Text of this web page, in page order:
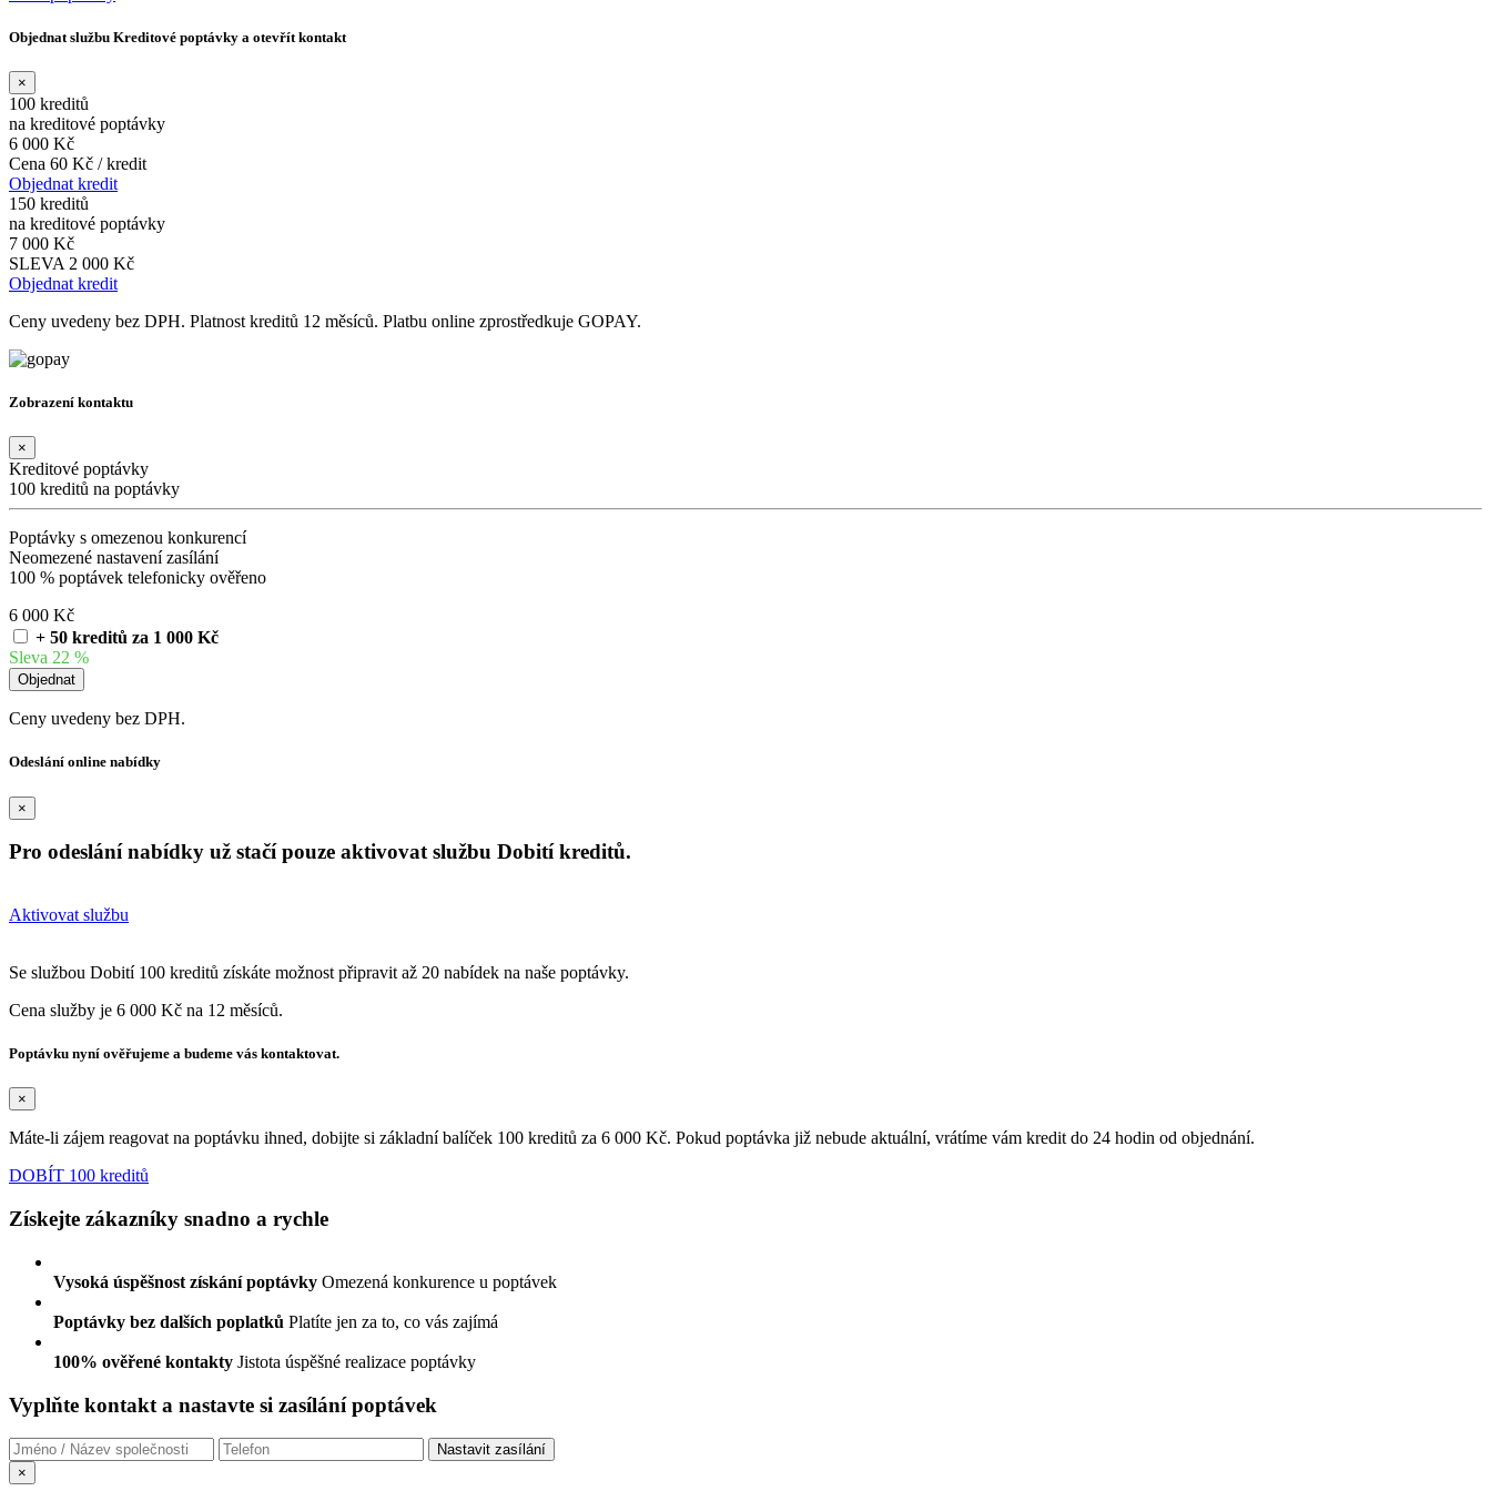
Objednat službu Kreditové poptávky a otevřít kontakt
×
100 kreditů
na kreditové poptávky
6 000 Kč
Cena 60 Kč / kredit
Objednat kredit
150 kreditů
na kreditové poptávky
7 000 Kč
SLEVA 2 000 Kč
Objednat kredit
Ceny uvedeny bez DPH. Platnost kreditů 12 měsíců. Platbu online zprostředkuje GOPAY.
Zobrazení kontaktu
×
Kreditové poptávky
100 kreditů na poptávky
Poptávky s omezenou konkurencí
Neomezené nastavení zasílání
100 % poptávek telefonicky ověřeno
6 000 Kč
+ 50 kreditů za 1 000 Kč
Sleva 22 %
Ceny uvedeny bez DPH.
Odeslání online nabídky
×
Pro odeslání nabídky už stačí pouze aktivovat službu Dobití kreditů.
Aktivovat službu
Se službou Dobití 100 kreditů získáte možnost připravit až 20 nabídek na naše poptávky.
Cena služby je 6 000 Kč na 12 měsíců.
Poptávku nyní ověřujeme a budeme vás kontaktovat.
×
Máte-li zájem reagovat na poptávku ihned, dobijte si základní balíček 100 kreditů za 6 000 Kč. Pokud poptávka již nebude aktuální, vrátíme vám kredit do 24 hodin od objednání.
DOBÍT 100 kreditů
Získejte zákazníky snadno a rychle
Vysoká úspěšnost získání poptávky Omezená konkurence u poptávek
Poptávky bez dalších poplatků Platíte jen za to, co vás zajímá
100% ověřené kontakty Jistota úspěšné realizace poptávky
Vyplňte kontakt a nastavte si zasílání poptávek
×